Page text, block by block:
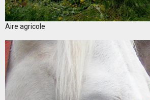
Aire agricole